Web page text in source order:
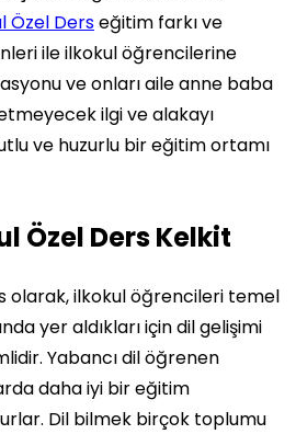
Özel Derseğitim farkı ve
ile ilkokul öğrencilerine
ve onları aile anne baba
ilgi ve alakayı
ve huzurlu bir eğitim ortamı
Özel Ders Kelkit
olarak, ilkokul öğrencileri temel
yer aldıkları için dil gelişimi
Yabancı dil öğrenen
daha iyi bir eğitim
Dil bilmek birçok toplumu